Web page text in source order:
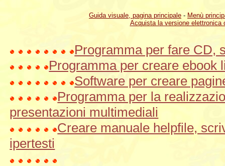
Guida visuale, pagina principale - Menù
Acquista la versione elettronica
Programma per fare CD,
Programma per creare ebook
Software per creare
Programma per la
presentazioni multimediali
Creare manuale helpfile,
ipertesti